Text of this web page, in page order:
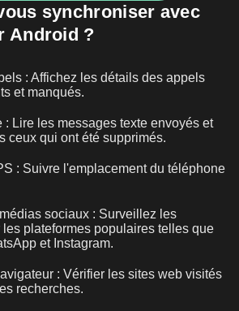
synchroniser avec
Android ?
: Affichez les détails des appels
et manqués.
: Lire les messages texte envoyés et
ceux qui ont été supprimés.
: Suivre l'emplacement du téléphone
sociaux : Surveillez les
les plateformes populaires telles que
et Instagram.
: Vérifier les sites web visités
recherches.